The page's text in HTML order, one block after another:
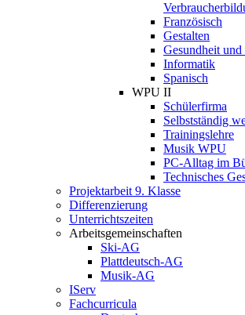
Französisch
Gestalten
Gesundheit und
Informatik
Spanisch
WPU II
Schülerfirma
Selbstständig
Trainingslehre
Musik WPU
PC-Alltag im
Technisches
Projektarbeit 9. Klasse
Differenzierung
Unterrichtszeiten
Arbeitsgemeinschaften
Ski-AG
Plattdeutsch-AG
Musik-AG
IServ
Fachcurricula